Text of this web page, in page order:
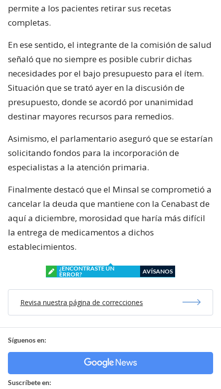
permite a los pacientes retirar sus recetas
completas.
En ese sentido, el integrante de la comisión de salud
señaló que no siempre es posible cubrir dichas
necesidades por el bajo presupuesto para el ítem.
Situación que se trató ayer en la discusión de
presupuesto, donde se acordó por unanimidad
destinar mayores recursos para remedios.
Asimismo, el parlamentario aseguró que se estarían
solicitando fondos para la incorporación de
especialistas a la atención primaria.
Finalmente destacó que el Minsal se comprometió a
cancelar la deuda que mantiene con la Cenabast de
aquí a diciembre, morosidad que haría más difícil
la entrega de medicamentos a dichos
establecimientos.
¿ENCONTRASTE UN
ERROR?
AVÍSANOS
Revisa nuestra página de correcciones
Síguenos en:
Suscríbete en: